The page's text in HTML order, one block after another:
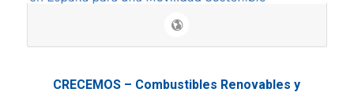
CRECEMOS – Combustibles Renovables y